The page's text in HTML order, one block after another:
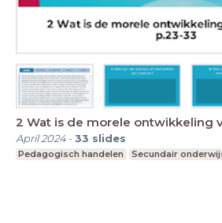
2 Wat is de morele ontwikkeling
April 2024-33 slides
Pedagogisch handelen Secundair